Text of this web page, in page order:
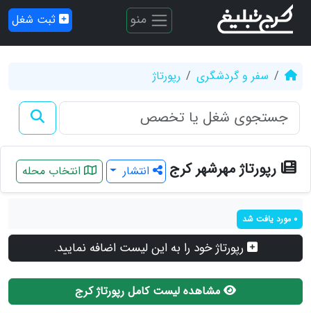
منو ثبت شغل
سفر و گردشگری رپورتاژ
رپورتاژ مهرشهر کرج انتشار انتخاب محله
0 مورد یافت شد
رپورتاژ خود را به این لیست اضافه نمایید.
مشاهده لیست کامل رپورتاژ کرج